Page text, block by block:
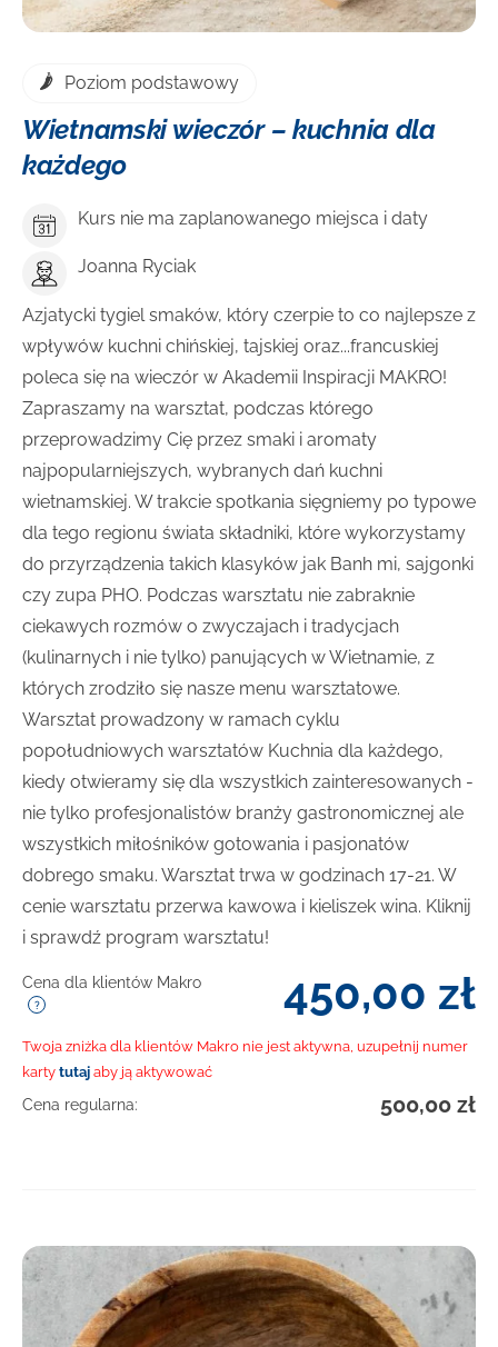
Poziom podstawowy
Wietnamski wieczór – kuchnia dla
każdego
Kurs nie ma zaplanowanego miejsca i daty
Joanna Ryciak
Azjatycki tygiel smaków, który czerpie to co najlepsze z
wpływów kuchni chińskiej, tajskiej oraz...francuskiej
poleca się na wieczór w Akademii Inspiracji MAKRO!
Zapraszamy na warsztat, podczas którego
przeprowadzimy Cię przez smaki i aromaty
najpopularniejszych, wybranych dań kuchni
wietnamskiej. W trakcie spotkania sięgniemy po typowe
dla tego regionu świata składniki, które wykorzystamy
do przyrządzenia takich klasyków jak Banh mi, sajgonki
czy zupa PHO. Podczas warsztatu nie zabraknie
ciekawych rozmów o zwyczajach i tradycjach
(kulinarnych i nie tylko) panujących w Wietnamie, z
których zrodziło się nasze menu warsztatowe.
Warsztat prowadzony w ramach cyklu
popołudniowych warsztatów Kuchnia dla każdego,
kiedy otwieramy się dla wszystkich zainteresowanych -
nie tylko profesjonalistów branży gastronomicznej ale
wszystkich miłośników gotowania i pasjonatów
dobrego smaku. Warsztat trwa w godzinach 17-21. W
cenie warsztatu przerwa kawowa i kieliszek wina. Kliknij
i sprawdź program warsztatu!
Cena dla klientów Makro 450,00 zł
Twoja zniżka dla klientów Makro nie jest aktywna, uzupełnij numer
karty tutaj aby ją aktywować
Cena regularna: 500,00 zł